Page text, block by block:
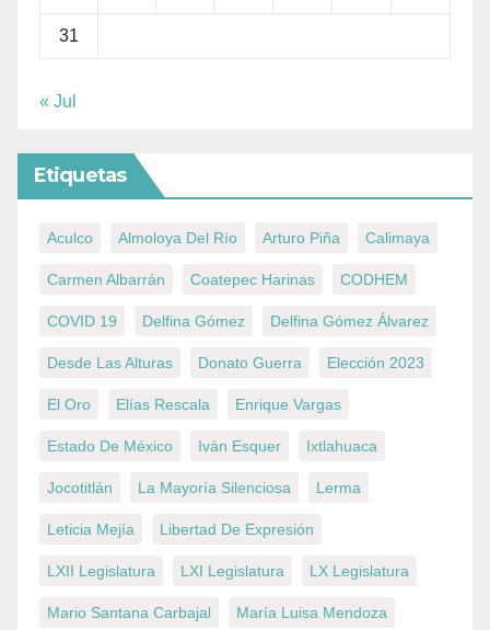
31
« Jul
Etiquetas
Aculco Almoloya Del Río Arturo Piña Calimaya
Carmen Albarrán Coatepec Harinas CODHEM
COVID 19 Delfina Gómez Delfina Gómez Álvarez
Desde Las Alturas Donato Guerra Elección 2023
El Oro Elías Rescala Enrique Vargas
Estado De México Iván Esquer Ixtlahuaca
Jocotitlán La Mayoría Silenciosa Lerma
Leticia Mejía Libertad De Expresión
LXII Legislatura LXI Legislatura LX Legislatura
Mario Santana Carbajal María Luisa Mendoza